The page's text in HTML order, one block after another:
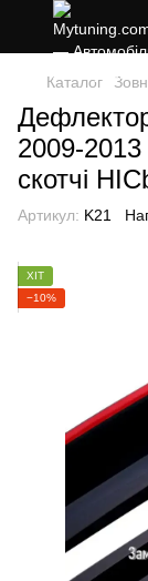
Каталог
2009-2013
скотчі
Артикул: K21
ХІТ
−10%